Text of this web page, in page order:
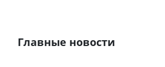
Главные новости